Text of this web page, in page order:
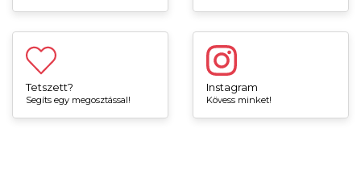
Tetszett?
Segíts egy megosztással!
Instagram
Kövess minket!